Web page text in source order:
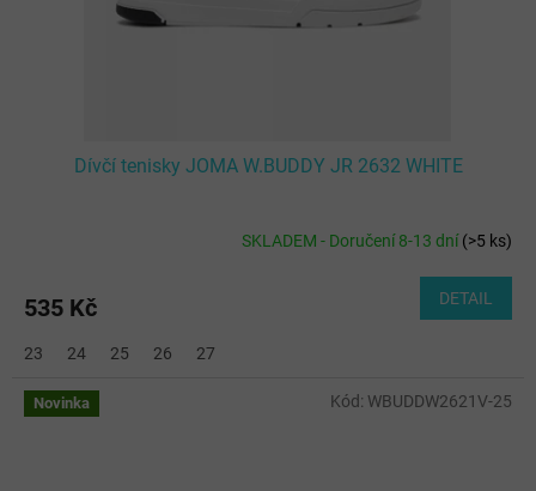
Dívčí tenisky JOMA W.BUDDY JR 2632 WHITE
SKLADEM - Doručení 8-13 dní(>5 ks)
535 Kč DETAIL
23 24 25 26 27
Novinka Kód: WBUDDW2621V-25